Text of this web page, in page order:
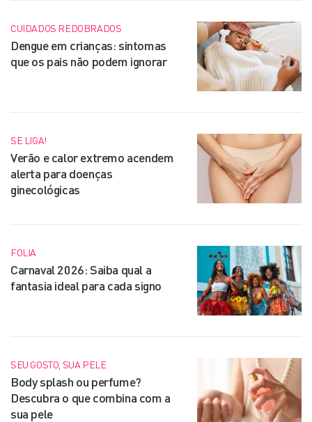
CUIDADOS REDOBRADOS
Dengue em crianças: sintomas
que os pais não podem ignorar
SE LIGA!
Verão e calor extremo acendem
alerta para doenças
ginecológicas
FOLIA
Carnaval 2026: Saiba qual a
fantasia ideal para cada signo
SEU GOSTO, SUA PELE
Body splash ou perfume?
Descubra o que combina com a
sua pele